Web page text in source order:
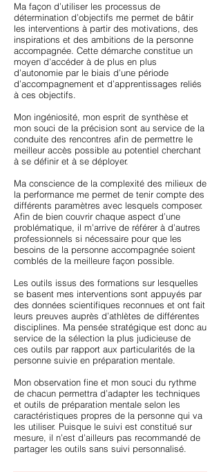
Ma façon d’utiliser les processus de
détermination d’objectifs me permet de bâtir
les interventions à partir des motivations, des
inspirations et des ambitions de la personne
accompagnée. Cette démarche constitue un
moyen d’accéder à de plus en plus
d’autonomie par le biais d’une période
d’accompagnement et d’apprentissages reliés
à ces objectifs.
Mon ingéniosité, mon esprit de synthèse et
mon souci de la précision sont au service de la
conduite des rencontres afin de permettre le
meilleur accès possible au potentiel cherchant
à se définir et à se déployer.
Ma conscience de la complexité des milieux de
la performance me permet de tenir compte des
différents paramètres avec lesquels composer.
Afin de bien couvrir chaque aspect d’une
problématique, il m’arrive de référer à d’autres
professionnels si nécessaire pour que les
besoins de la personne accompagnée soient
comblés de la meilleure façon possible.
Les outils issus des formations sur lesquelles
se basent mes interventions sont appuyés par
des données scientifiques reconnues et ont fait
leurs preuves auprès d’athlètes de différentes
disciplines. Ma pensée stratégique est donc au
service de la sélection la plus judicieuse de
ces outils par rapport aux particularités de la
personne suivie en préparation mentale.
Mon observation fine et mon souci du rythme
de chacun permettra d’adapter les techniques
et outils de préparation mentale selon les
caractéristiques propres de la personne qui va
les utiliser. Puisque le suivi est constitué sur
mesure, il n’est d’ailleurs pas recommandé de
partager les outils sans suivi personnalisé.